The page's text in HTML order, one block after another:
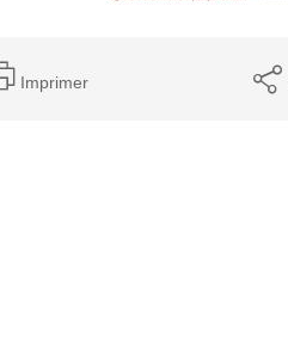
Imprimer